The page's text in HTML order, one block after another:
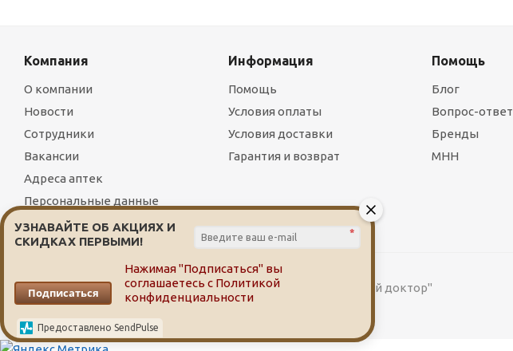
Компания
О компании
Новости
Сотрудники
Вакансии
Адреса аптек
Персональные данные
Информация
Помощь
Условия оплаты
Условия доставки
Гарантия и возврат
Помощь
Блог
Вопрос-ответ
Бренды
МНН
2026 © Служба заказа и доставки лекарств от сети аптек "Мой доктор"
УЗНАВАЙТЕ ОБ АКЦИЯХ И
СКИДКАХ ПЕРВЫМИ!
*
Подписаться
Нажимая "Подписаться" вы
соглашаетесь с Политикой
конфиденциальности
Предоставлено SendPulse